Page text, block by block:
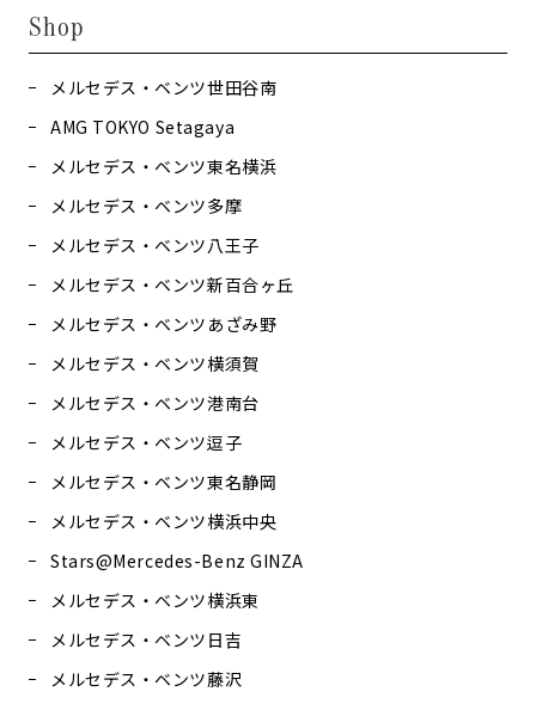
Shop
メルセデス・ベンツ世田谷南
AMG TOKYO Setagaya
メルセデス・ベンツ東名横浜
メルセデス・ベンツ多摩
メルセデス・ベンツ八王子
メルセデス・ベンツ新百合ヶ丘
メルセデス・ベンツあざみ野
メルセデス・ベンツ横須賀
メルセデス・ベンツ港南台
メルセデス・ベンツ逗子
メルセデス・ベンツ東名静岡
メルセデス・ベンツ横浜中央
Stars@Mercedes-Benz GINZA
メルセデス・ベンツ横浜東
メルセデス・ベンツ日吉
メルセデス・ベンツ藤沢